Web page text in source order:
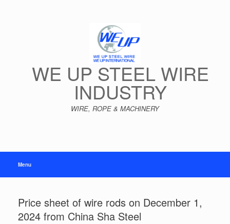
WE UP STEEL WIRE
INDUSTRY
WIRE, ROPE & MACHINERY
Menu
Price sheet of wire rods on December 1,
2024 from China Sha Steel